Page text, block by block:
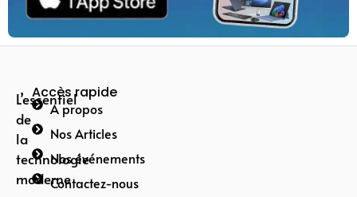
L’essentiel
de
la
technologie
moderne
Accès rapide
A propos
Nos Articles
Nos événements
Contactez-nous